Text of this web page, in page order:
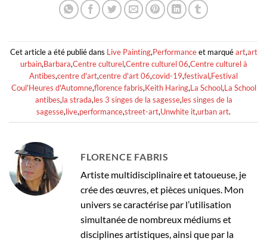
Cet article a été publié dans Live Painting,Performanceet marquéart,art
urbain,Barbara,Centre culturel,Centre culturel 06,Centre culturel à
Antibes,centre d'art,centre d'art 06,covid-19,festival,Festival
Coul'Heures d'Automne,florence fabris,Keith Haring,La School,La School
antibes,la strada,les 3 singes de la sagesse,les singes de la
sagesse,live,performance,street-art,Unwhite it,urban art.
FLORENCE FABRIS
Artiste multidisciplinaire et tatoueuse, je
crée des œuvres, et pièces uniques. Mon
univers se caractérise par l’utilisation
simultanée de nombreux médiums et
disciplines artistiques, ainsi que par la